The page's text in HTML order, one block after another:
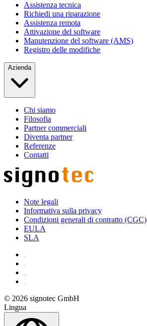
Assistenza tecnica
Richiedi una riparazione
Assistenza remota
Attivazione del software
Manutenzione del software (AMS)
Registro delle modifiche
Azienda
Chi siamo
Filosofia
Partner commerciali
Diventa partner
Referenze
Contatti
Note legali
Informativa sulla privacy
Condizioni generali di contratto (CGC)
EULA
SLA
© 2026 signotec GmbH
Lingua